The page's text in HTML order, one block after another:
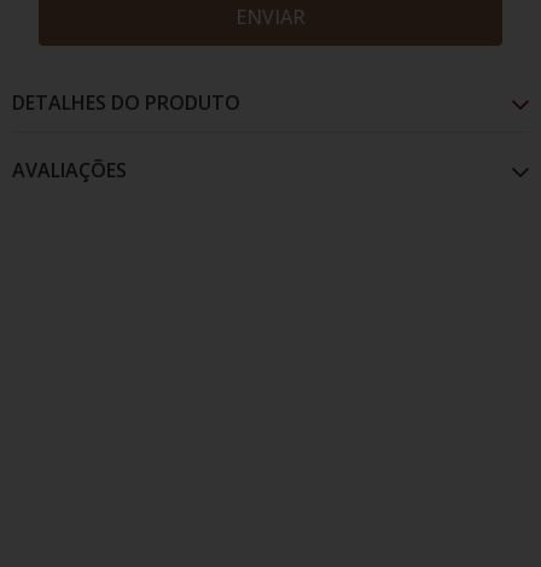
ENVIAR
DETALHES DO PRODUTO
AVALIAÇÕES